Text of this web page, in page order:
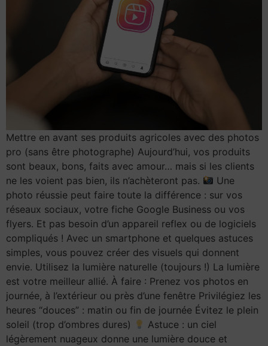
Mettre en avant ses produits agricoles avec des photos
pro (sans être photographe) Aujourd’hui, vos produits
sont beaux, bons, faits avec amour… mais si les clients
ne les voient pas bien, ils n’achèteront pas.
Une
photo réussie peut faire toute la différence : sur vos
réseaux sociaux, votre fiche Google Business ou vos
flyers. Et pas besoin d’un appareil reflex ou de logiciels
compliqués ! Avec un smartphone et quelques astuces
simples, vous pouvez créer des visuels qui donnent
envie. Utilisez la lumière naturelle (toujours !) La lumière
est votre meilleur allié. À faire : Prenez vos photos en
journée, à l’extérieur ou près d’une fenêtre Privilégiez les
heures “douces” : matin ou fin de journée Évitez le plein
soleil (trop d’ombres dures)
Astuce : un ciel
légèrement nuageux donne une lumière douce et